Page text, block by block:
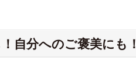
自分へのご褒美にも！